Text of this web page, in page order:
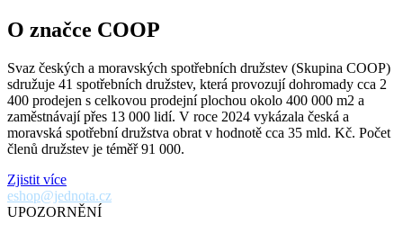
O značce COOP
Svaz českých a moravských spotřebních družstev (Skupina COOP)
sdružuje 41 spotřebních družstev, která provozují dohromady cca 2
400 prodejen s celkovou prodejní plochou okolo 400 000 m2 a
zaměstnávají přes 13 000 lidí. V roce 2024 vykázala česká a
moravská spotřební družstva obrat v hodnotě cca 35 mld. Kč. Počet
členů družstev je téměř 91 000.
Zjistit více
eshop@jednota.cz
UPOZORNĚNÍ